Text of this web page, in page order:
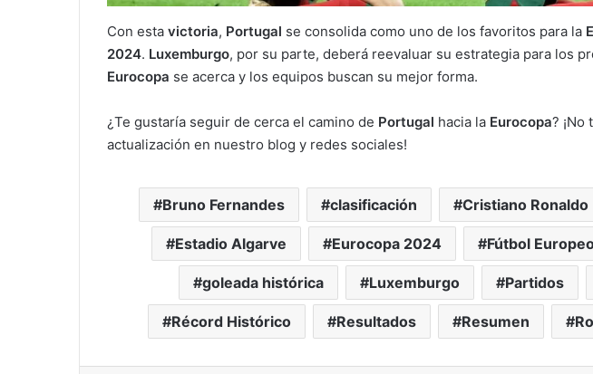
Con esta victoria, Portugal se consolida como uno de los favoritos para la
2024. Luxemburgo, por su parte, deberá reevaluar su estrategia para los
Eurocopa se acerca y los equipos buscan su mejor forma.
¿Te gustaría seguir de cerca el camino de Portugal hacia la Eurocopa? ¡No
actualización en nuestro blog y redes sociales!
Bruno Fernandes clasificación Cristiano Ronaldo
Estadio Algarve Eurocopa 2024 Fútbol
goleada histórica Luxemburgo Partidos
Récord Histórico Resultados Resumen